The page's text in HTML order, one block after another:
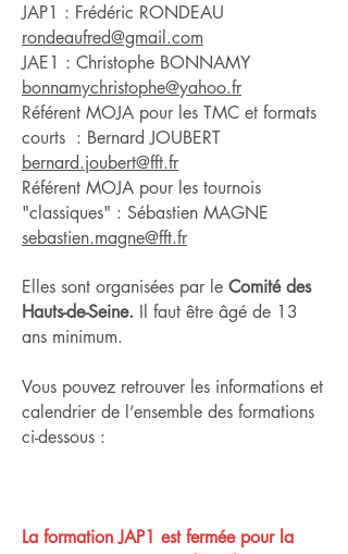
JAP1 : Frédéric RONDEAU
rondeaufred@gmail.com
JAE1 : Christophe BONNAMY
bonnamychristophe@yahoo.fr
Référent MOJA pour les TMC et formats
courts : Bernard JOUBERT
bernard.joubert@fft.fr
Référent MOJA pour les tournois
"classiques" : Sébastien MAGNE
sebastien.magne@fft.fr
Elles sont organisées par le Comité des
Hauts-de-Seine. Il faut être âgé de 13
ans minimum.
Vous pouvez retrouver les informations et
calendrier de l’ensemble des formations
ci-dessous :
La formation JAP1 est fermée pour la